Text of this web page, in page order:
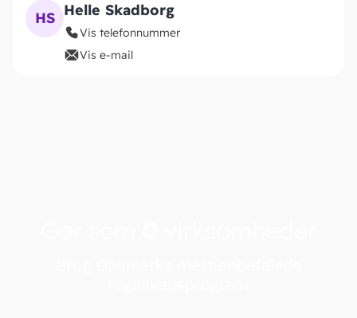
HS Helle Skadborg
Vis telefonnummer
Vis e-mail